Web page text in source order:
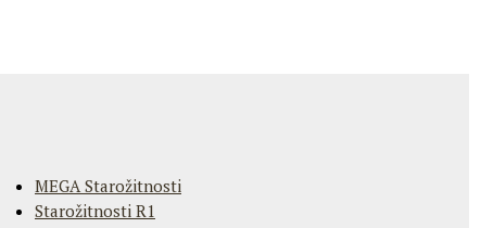
MEGA Starožitnosti
Starožitnosti R1